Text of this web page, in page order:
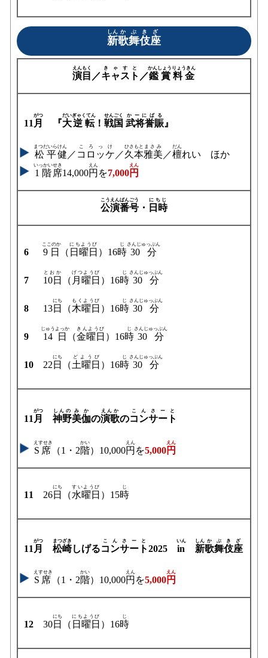
新
しん
歌舞伎座
かぶきざ
演目
えんもく
／キャスト
きゃすと
／鑑賞
かんしょう
料金
りょうきん
11 月
がつ
『大
だい
逆転
ぎゃくてん
！ 戦国
せんごく
武将誉賑
かーにばる
』
松平
まつだいら
健
けん
／ コロッケ
ころっけ
／久本
ひさもと
雅美
まさみ
／檀
だん
れい ほか
1階
いっかい
席
せき
14,000円
えん
を7,000円
えん
公演
こうえん
番号
ばんごう
・ 日時
にちじ
6 9日
ここのか
（ 日曜日
にちようび
）16時
じ
30分
さんじゅっぷん
7 10日
とおか
（ 月曜日
げつようび
）16時
じ
30分
さんじゅっぷん
8 13日
にち
（木曜日
もくようび
）16時
じ
30分
さんじゅっぷん
9 14日
じゅうよっか
（金曜日
きんようび
）16時
じ
30分
さんじゅっぷん
10 22 日
にち
（土曜日
どようび
）16時
じ
30分
さんじゅっぷん
11 月
がつ
神野
しんの
美伽
みか
の演歌
えんか
のコンサート
こんさーと
S席
えすせき
（1・2階
かい
）10,000円
えん
を5,000円
えん
11 26日
にち
（水曜日
すいようび
）15時
じ
11 月
がつ
松崎
まつざき
しげるコンサート
こんさーと
2025 in
いん
新
しん
歌舞伎座
かぶきざ
S席
えすせき
（1・2階
かい
）10,000円
えん
を5,000円
えん
12 30日
にち
（ 日曜日
にちようび
）16時
じ